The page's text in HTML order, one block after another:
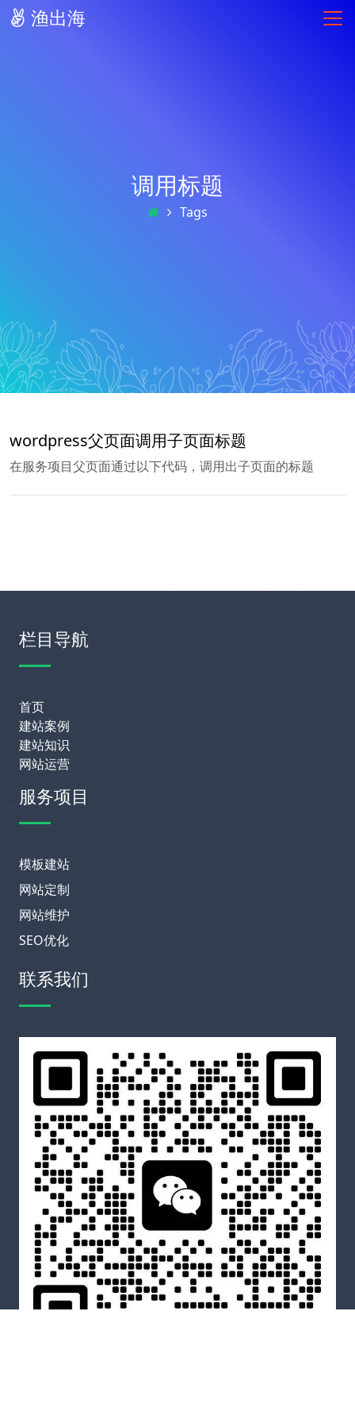
渔出海
调用标题
Tags
wordpress父页面调用子页面标题
在服务项目父页面通过以下代码，调用出子页面的标题
栏目导航
首页
建站案例
建站知识
网站运营
服务项目
模板建站
网站定制
网站维护
SEO优化
联系我们